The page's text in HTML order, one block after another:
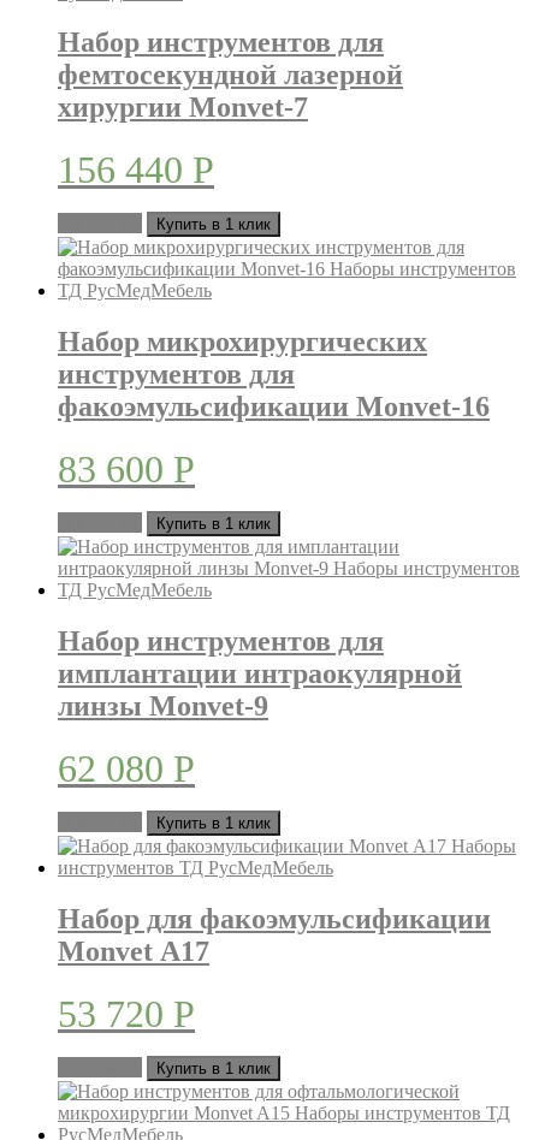
Набор инструментов для
фемтосекундной лазерной
хирургии Monvet-7
156 440 Р
Купить в 1 клик
Набор микрохирургических
инструментов для
факоэмульсификации Monvet-16
83 600 Р
Купить в 1 клик
Набор инструментов для
имплантации интраокулярной
линзы Monvet-9
62 080 Р
Купить в 1 клик
Набор для факоэмульсификации
Monvet А17
53 720 Р
Купить в 1 клик